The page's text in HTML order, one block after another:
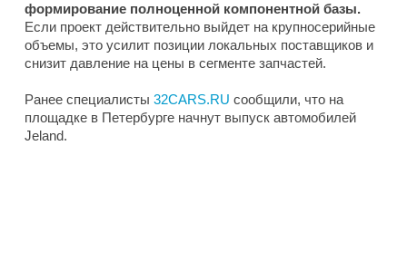
формирование полноценной компонентной базы.
Если проект действительно выйдет на крупносерийные
объемы, это усилит позиции локальных поставщиков и
снизит давление на цены в сегменте запчастей.
Ранее специалисты 32CARS.RU сообщили, что на
площадке в Петербурге начнут выпуск автомобилей
Jeland.